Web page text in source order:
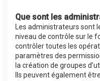
Que sont les
Les administrateurs sont
niveau de contrôle sur le
contrôler toutes les
paramètres des
la création de groupes
Ils peuvent également